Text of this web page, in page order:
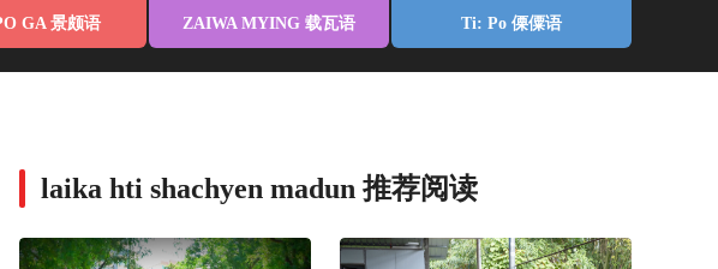
GA 景颇语 ZAIWA MYING 载瓦语 Ti: Po 傈僳语
laika hti shachyen madun 推荐阅读